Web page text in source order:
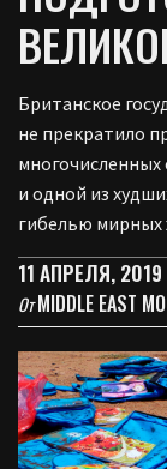
Британское
не прекратило
и одной из
гибелью мирных
11 АПРЕЛЯ, 2019
ОтMIDDLE EAST